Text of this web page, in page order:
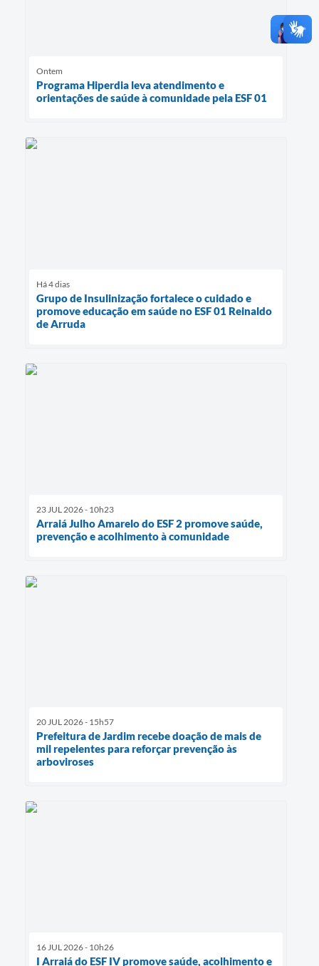
Ontem
Programa Hiperdia leva atendimento e
orientações de saúde à comunidade pela ESF 01
Há 4 dias
Grupo de Insulinização fortalece o cuidado e
promove educação em saúde no ESF 01 Reinaldo
de Arruda
23 JUL 2026 - 10h23
Arraiá Julho Amarelo do ESF 2 promove saúde,
prevenção e acolhimento à comunidade
20 JUL 2026 - 15h57
Prefeitura de Jardim recebe doação de mais de
mil repelentes para reforçar prevenção às
arboviroses
16 JUL 2026 - 10h26
I Arraiá do ESF IV promove saúde, acolhimento e